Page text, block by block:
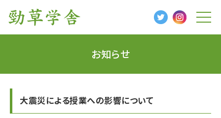
t
g
i
お知らせ
大震災による授業への影響について